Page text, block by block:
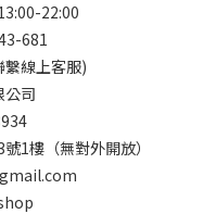
22:00
681
線上客服)
公司
1樓（無對外開放）